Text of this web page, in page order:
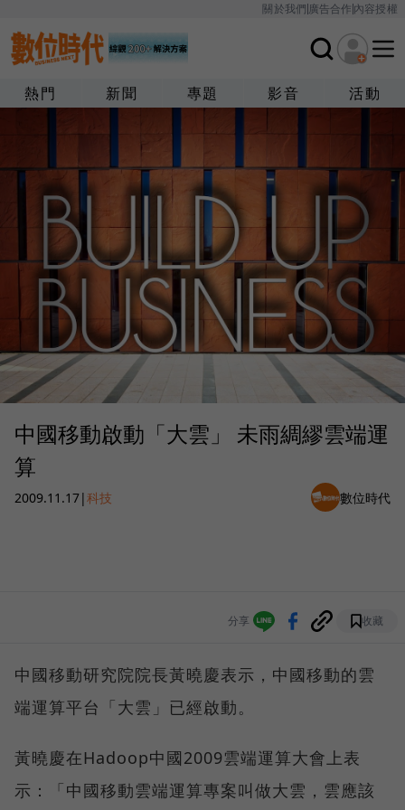
關於我們廣告合作內容授權
熱門 新聞 專題 影音 活動
中國移動啟動「大雲」 未雨綢繆雲端運
算
2009.11.17|科技 數位時代
分享 收藏
中國移動研究院院長黃曉慶表示，中國移動的雲
端運算平台「大雲」已經啟動。
黃曉慶在Hadoop中國2009雲端運算大會上表
示：「中國移動雲端運算專案叫做大雲，雲應該